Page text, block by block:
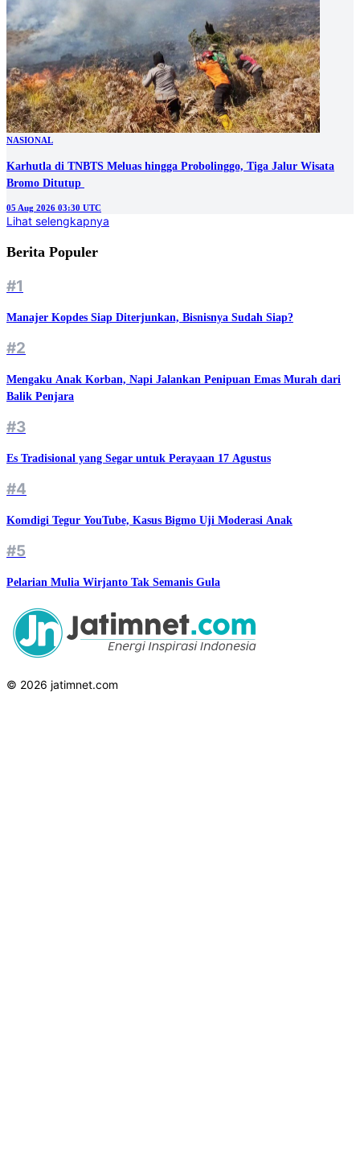
NASIONAL
Karhutla di TNBTS Meluas hingga Probolinggo, Tiga Jalur Wisata
05 Aug 2026 03:30 UTC
Lihat selengkapnya
Berita Populer
#1
Manajer Kopdes Siap Diterjunkan, Bisnisnya Sudah Siap?
#2
Mengaku Anak Korban, Napi Jalankan Penipuan Emas Murah dari
Balik Penjara
#3
Es Tradisional yang Segar untuk Perayaan 17 Agustus
#4
Komdigi Tegur YouTube, Kasus Bigmo Uji Moderasi Anak
#5
Pelarian Mulia Wirjanto Tak Semanis Gula
© 2026 jatimnet.com